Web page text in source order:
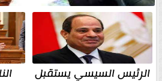
الرئيس السيسي يستقبل